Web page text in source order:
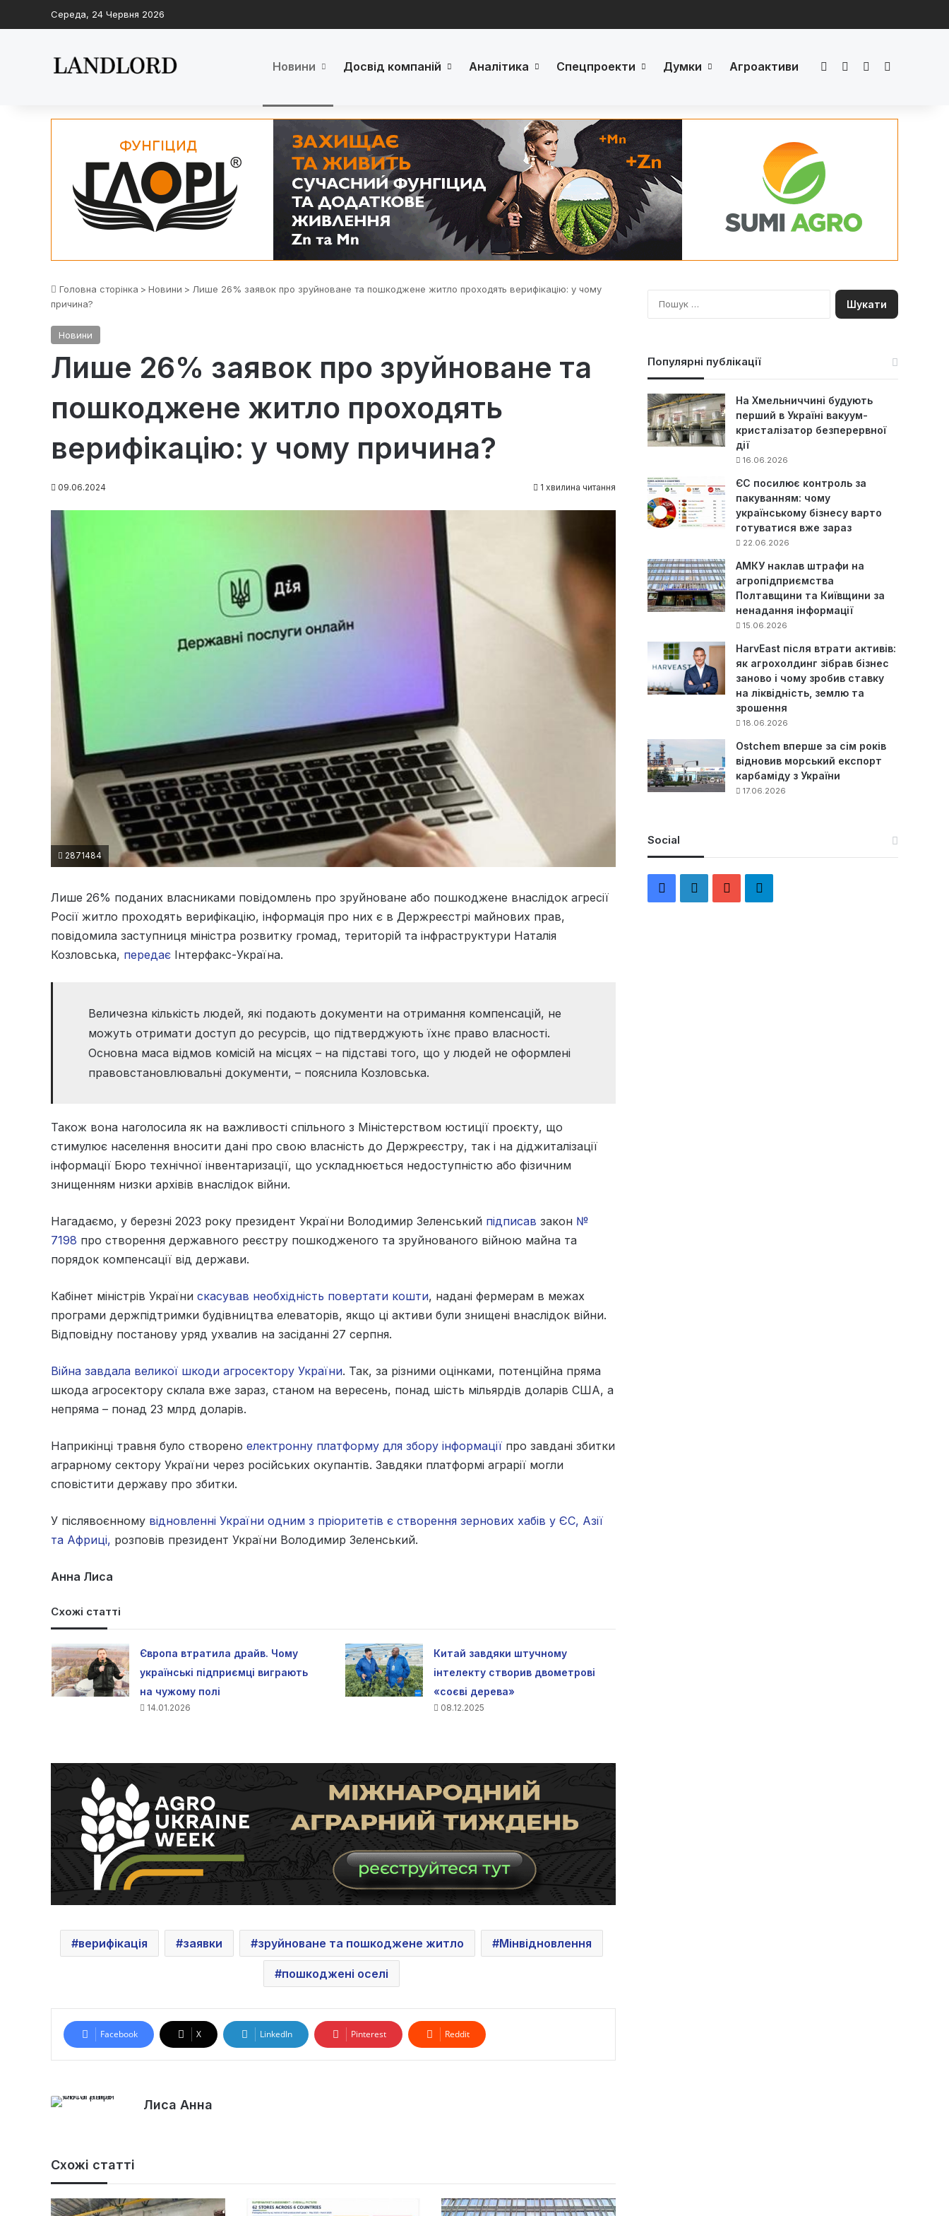
Середа, 24 Червня 2026
Новини Досвід компаній Аналітика Спецпроекти Думки Агроактиви FacebookLinkedInYouTube
Головна сторінка > Новини > Лише 26% заявок про зруйноване та пошкоджене житло проходять верифікацію: у чому
причина?
Новини
Лише 26% заявок про зруйноване та
пошкоджене житло проходять
верифікацію: у чому причина?
09.06.2024 1 хвилина читання
2871484
Лише 26% поданих власниками повідомлень про зруйноване або пошкоджене внаслідок агресії
Росії житло проходять верифікацію, інформація про них є в Держреєстрі майнових прав,
повідомила заступниця міністра розвитку громад, територій та інфраструктури Наталія
Козловська, передає Інтерфакс-Україна.
Величезна кількість людей, які подають документи на отримання компенсацій, не
можуть отримати доступ до ресурсів, що підтверджують їхнє право власності.
Основна маса відмов комісій на місцях – на підставі того, що у людей не оформлені
правовстановлювальні документи, – пояснила Козловська.
Також вона наголосила як на важливості спільного з Міністерством юстиції проєкту, що
стимулює населення вносити дані про свою власність до Держреєстру, так і на діджиталізації
інформації Бюро технічної інвентаризації, що ускладнюється недоступністю або фізичним
знищенням низки архівів внаслідок війни.
Нагадаємо, у березні 2023 року президент України Володимир Зеленський підписав закон №
7198 про створення державного реєстру пошкодженого та зруйнованого війною майна та
порядок компенсації від держави.
Кабінет міністрів України скасував необхідність повертати кошти, надані фермерам в межах
програми держпідтримки будівництва елеваторів, якщо ці активи були знищені внаслідок війни.
Відповідну постанову уряд ухвалив на засіданні 27 серпня.
Війна завдала великої шкоди агросектору України. Так, за різними оцінками, потенційна пряма
шкода агросектору склала вже зараз, станом на вересень, понад шість мільярдів доларів США, а
непряма – понад 23 млрд доларів.
Наприкінці травня було створено електронну платформу для збору інформації про завдані збитки
аграрному сектору України через російських окупантів. Завдяки платформі аграрії могли
сповістити державу про збитки.
У післявоєнному відновленні України одним з пріоритетів є створення зернових хабів у ЄС, Азії
та Африці, розповів президент України Володимир Зеленський.
Анна Лиса
Схожі статті
Європа втратила драйв. Чому
українські підприємці виграють
на чужому полі
14.01.2026
Китай завдяки штучному
інтелекту створив двометрові
«соєві дерева»
08.12.2025
верифікація заявки зруйноване та пошкоджене житло Мінвідновлення
пошкоджені оселі
Facebook X LinkedIn Pinterest Reddit
Лиса Анна
Схожі статті
П
о
Популярні публікації
На Хмельниччині будують
перший в Україні вакуум-
кристалізатор безперервної
дії
16.06.2026
ЄС посилює контроль за
пакуванням: чому
українському бізнесу варто
готуватися вже зараз
22.06.2026
АМКУ наклав штрафи на
агропідприємства
Полтавщини та Київщини за
ненадання інформації
15.06.2026
HarvEast після втрати активів:
як агрохолдинг зібрав бізнес
заново і чому зробив ставку
на ліквідність, землю та
зрошення
18.06.2026
Ostchem вперше за сім років
відновив морський експорт
карбаміду з України
17.06.2026
Social